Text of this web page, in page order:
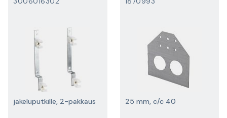
jakeluputkille, 2-pakkaus 25 mm, c/c 40